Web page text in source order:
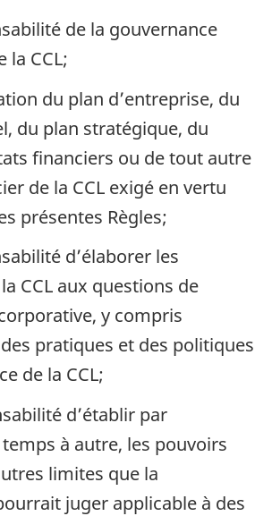
de la gouvernance
la CCL;
du plan d’entreprise, du
du plan stratégique, du
financiers ou de tout autre
de la CCL exigé en vertu
présentes Règles;
d’élaborer les
CCL aux questions de
y compris
pratiques et des politiques
de la CCL;
d’établir par
à autre, les pouvoirs
limites que la
juger applicable à des